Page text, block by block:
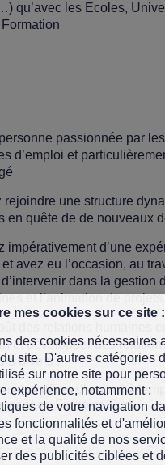
qu’avec les Ecoles,
passionnée par les
d’emploi et
rejoindre une structure
en quête de de nouveaux
impérativement d’une
avez eu l’occasion, au
dans la gestion
et l’animation de projets.
et développer des
divers .
nosoffres d'emploi à
et en Finistère Sud.
: 58251f55-52de-
mes cookies sur ce site :
des cookies nécessaires
site. D'autres catégories
sur notre site pour
expérience, notamment :
de votre navigation
fonctionnalités et
et la qualité de nos
des publicités ciblées et